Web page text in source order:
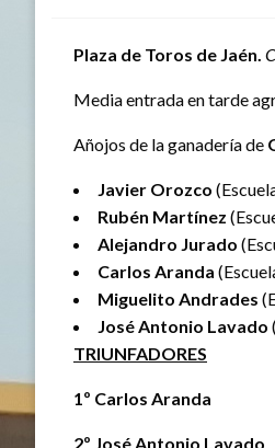
Plaza de Toros de Jaén.
Media entrada en tarde
Añojos de la ganadería de
Javier Orozco
Rubén Martínez
Alejandro Jurado
Carlos Aranda
Miguelito Andrades
José Antonio Lavado
TRIUNFADORES
1º Carlos Aranda
2º José Antonio Lavado